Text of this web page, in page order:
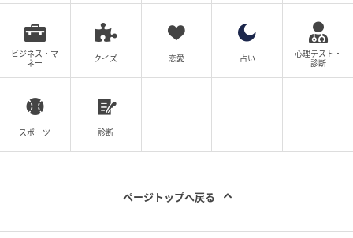
けれど研究チームが顕微鏡で目の当たりにしたのは、
金庫からこぼれたDNAの大きな断片が、この管のなか
をじわじわと通り抜けて、隣の細胞へ届いていく光景
ビジネス・マ
ネー
クイズ 恋愛 占い
心理テスト・
診断
スポーツ 診断
ページトップへ戻る